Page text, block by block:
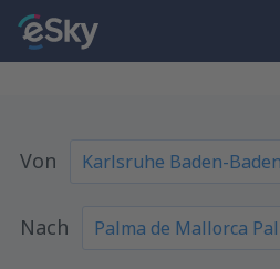
Von
Nach